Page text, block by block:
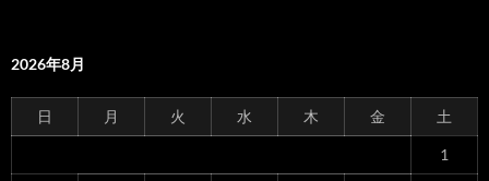
2026年8月
日 月 火 水 木 金 土
1